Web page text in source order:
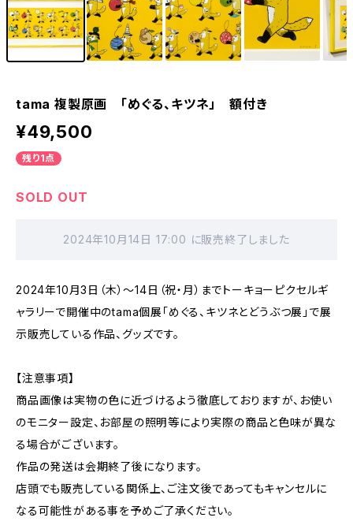
tama 複製原画 「めぐる、キツネ」 額付き
¥49,500
残り1点
SOLD OUT
2024年10月14日 17:00 に販売終了しました
2024年10月3日（木）～14日（祝・月）までトーキョーピクセルギ
ャラリーで開催中のtama個展「めぐる、キツネとどうぶつ展」で展
示販売している作品、グッズです。
【注意事項】
商品画像は実物の色に近づけるよう徹底しておりますが、お使い
のモニター設定、お部屋の照明等により実際の商品と色味が異な
る場合がございます。
作品の発送は会期終了後になります。
店頭でも販売している関係上、ご注文後であってもキャンセルに
なる可能性がある事を予めご了承ください。